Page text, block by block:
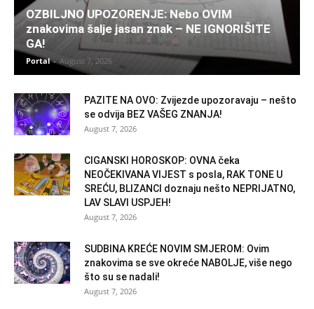
OZBILJNO UPOZORENJE: Nebo OVIM
znakovima šalje jasan znak – NE IGNORIŠITE
GA!
Portal - August 7, 2026
PAZITE NA OVO: Zvijezde upozoravaju – nešto
se odvija BEZ VAŠEG ZNANJA!
August 7, 2026
CIGANSKI HOROSKOP: OVNA čeka
NEOČEKIVANA VIJEST s posla, RAK TONE U
SREĆU, BLIZANCI doznaju nešto NEPRIJATNO,
LAV SLAVI USPJEH!
August 7, 2026
SUDBINA KREĆE NOVIM SMJEROM: Ovim
znakovima se sve okreće NABOLJE, više nego
što su se nadali!
August 7, 2026